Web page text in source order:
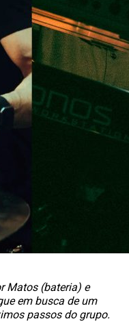
Matos (bateria) e
em busca de um
passos do grupo.